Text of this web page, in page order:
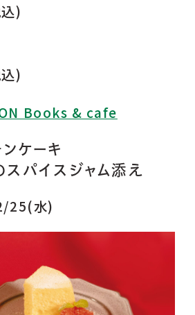
)
)
Books & cafe
ケーキ
パイスジャム添え
25(水)